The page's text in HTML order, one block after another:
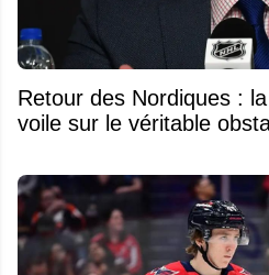
Retour des Nordiques :
voile sur le véritable